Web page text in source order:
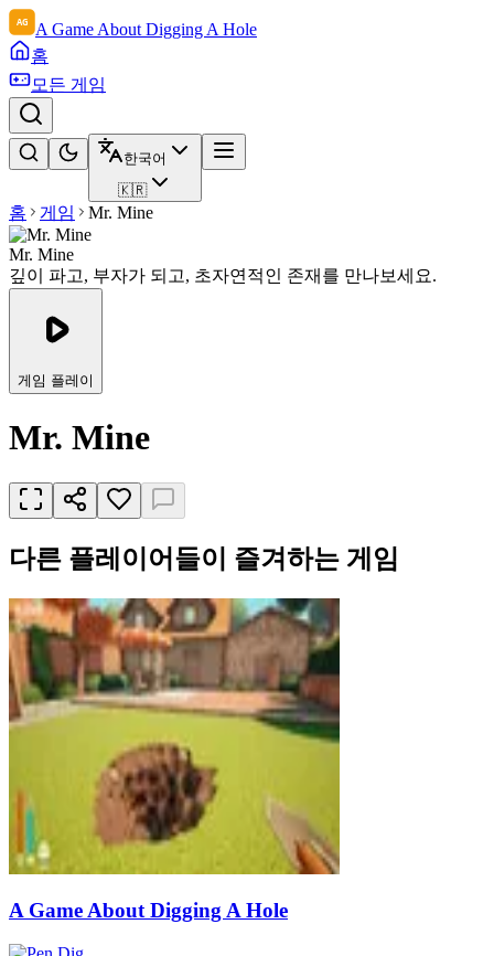
A Game About Digging A Hole
홈
모든 게임
한국어
🇰🇷
홈 게임 Mr. Mine
Mr. Mine
깊이 파고, 부자가 되고, 초자연적인 존재를 만나보세요.
게임 플레이
Mr. Mine
다른 플레이어들이 즐겨하는 게임
A Game About Digging A Hole